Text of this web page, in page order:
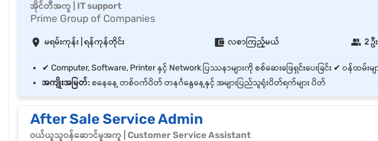
အိုင်တီအကူ | IT support
Prime Group of Companies
မရမ်းကုန်း | ရန်ကုန်တိုင်း လစာကြည့်မယ် 2 ဦး
အကျိုးအမြတ်: စနေနေ့ တစ်ဝက်ပိတ် တနင်္ဂနွေနေ့နှင့် အများပြည်သူရုံးပိတ်ရက်များ ပိတ်
After Sale Service Admin
ဝယ်ယူသူဝန်ဆောင်မှုအကူ | Customer Service Assistant